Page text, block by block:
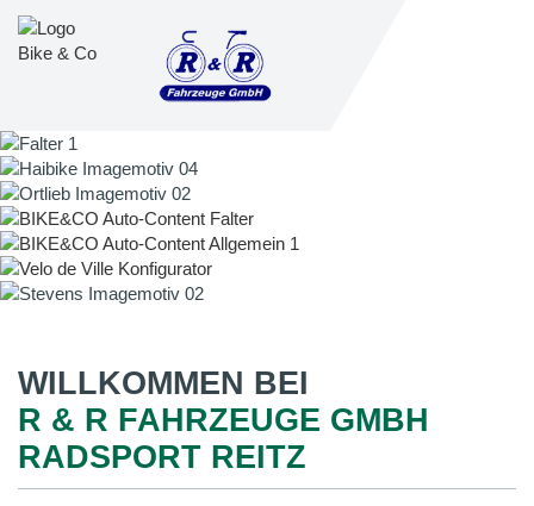
WILLKOMMEN BEI
R & R FAHRZEUGE GMBH
RADSPORT REITZ